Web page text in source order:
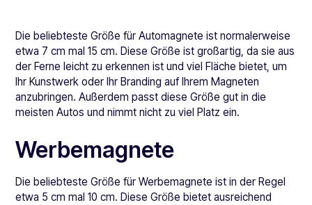
Die beliebteste Größe für Automagnete ist normalerweise
etwa 7 cm mal 15 cm. Diese Größe ist großartig, da sie aus
der Ferne leicht zu erkennen ist und viel Fläche bietet, um
Ihr Kunstwerk oder Ihr Branding auf Ihrem Magneten
anzubringen. Außerdem passt diese Größe gut in die
meisten Autos und nimmt nicht zu viel Platz ein.
Werbemagnete
Die beliebteste Größe für Werbemagnete ist in der Regel
etwa 5 cm mal 10 cm. Diese Größe bietet ausreichend